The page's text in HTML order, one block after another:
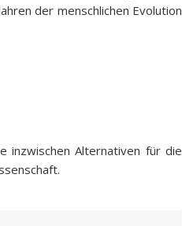
der menschlichen Evolution
inzwischen Alternativen für die